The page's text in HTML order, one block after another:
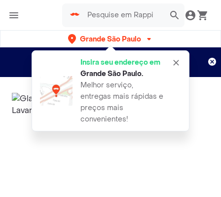
Grande São Paulo
Insira seu endereço em
Grande São Paulo.
Melhor serviço,
entregas mais rápidas e
preços mais
convenientes!
Entregas grátis por 15 dias!
Aplicam T&C